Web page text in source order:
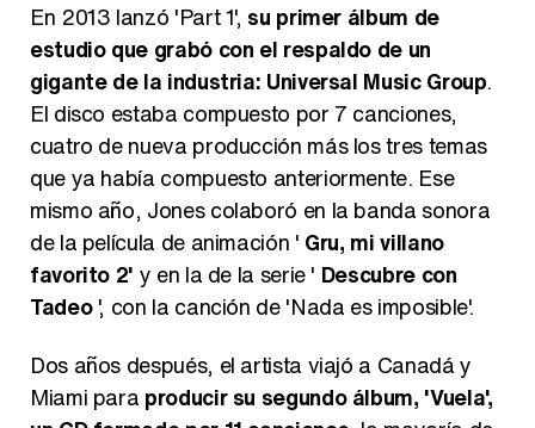
En 2013 lanzó 'Part 1', su primer álbum de
estudio que grabó con el respaldo de un
gigante de la industria: Universal Music Group.
El disco estaba compuesto por 7 canciones,
cuatro de nueva producción más los tres temas
que ya había compuesto anteriormente. Ese
mismo año, Jones colaboró en la banda sonora
de la película de animación ' Gru, mi villano
favorito 2' y en la de la serie ' Descubre con
Tadeo', con la canción de 'Nada es imposible'.
Dos años después, el artista viajó a Canadá y
Miami para producir su segundo álbum, 'Vuela',